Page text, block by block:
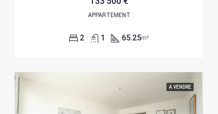
APPARTEMENT
2 1 65.25m²
A VENDRE